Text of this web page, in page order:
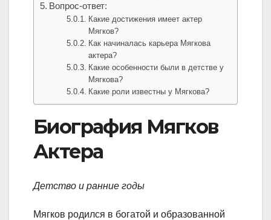
Вопрос-ответ:
Какие достижения имеет актер
Мягков?
Как начиналась карьера Мягкова
актера?
Какие особенности были в детстве у
Мягкова?
Какие роли известны у Мягкова?
Биография Мягков
Актера
Детство и ранние годы
Мягков родился в богатой и образованной